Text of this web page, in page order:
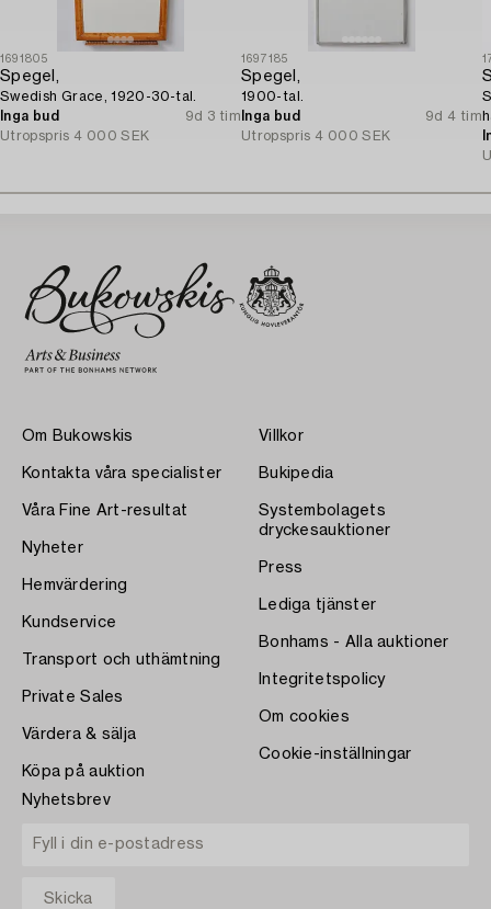
1691805
Spegel,
Swedish Grace, 1920-30-tal.
Inga bud
9d 3 tim
Utropspris 4 000 SEK
1697185
Spegel,
1900-tal.
Inga bud
9d 4 tim
Utropspris 4 000 SEK
Om Bukowskis
Kontakta våra specialister
Våra Fine Art-resultat
Nyheter
Hemvärdering
Kundservice
Transport och uthämtning
Private Sales
Värdera & sälja
Köpa på auktion
Villkor
Bukipedia
Systembolagets
dryckesauktioner
Press
Lediga tjänster
Bonhams - Alla auktioner
Integritetspolicy
Om cookies
Cookie-inställningar
Nyhetsbrev